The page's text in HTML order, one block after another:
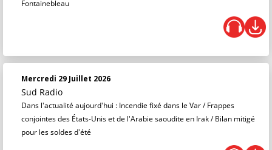
Fontainebleau
Mercredi 29 Juillet 2026
Sud Radio
Dans l'actualité aujourd'hui : Incendie fixé dans le Var / Frappes
conjointes des États-Unis et de l'Arabie saoudite en Irak / Bilan mitigé
pour les soldes d'été